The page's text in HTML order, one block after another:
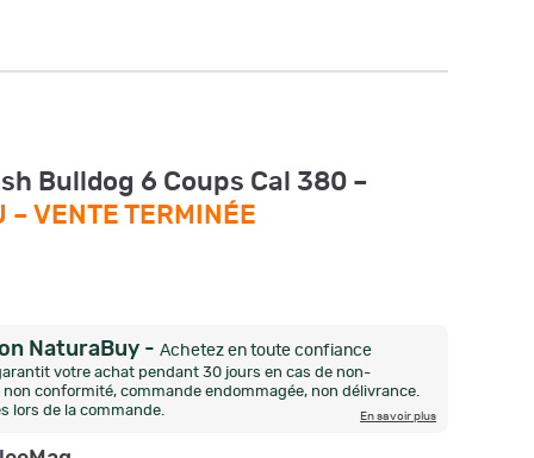
Bulldog 6 Coups Cal 380 –
– VENTE TERMINÉE
NaturaBuy - Achetez en toute confiance
votre achat pendant 30 jours en cas de non-
conformité, commande endommagée, non délivrance.
lors de la commande.
En savoir plus